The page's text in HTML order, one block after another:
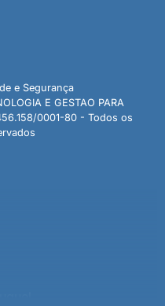
E GESTAO PARA
0001-80 - Todos os
e Segurança